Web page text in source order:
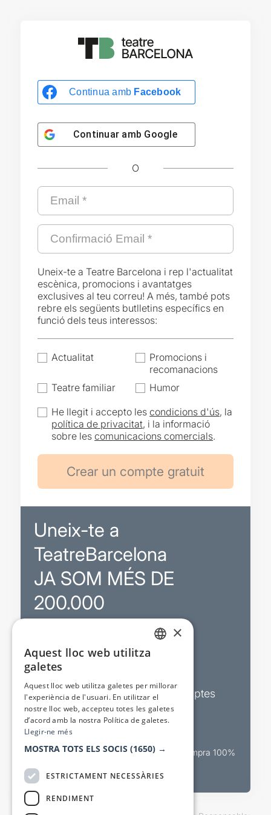
Continua amb Facebook
Continuar amb Google
O
Uneix-te a Teatre Barcelona i rep l'actualitat
escènica, promocions i avantatges
exclusives al teu correu! A més, també pots
rebre els següents butlletins específics en
funció dels teus interessos:
Actualitat
Promocions i
recomanacions
Teatre familiar
Humor
He llegit i accepto lescondicions d'ús, la
política de privacitat, i la informació
sobre lescomunicacions comercials.
Uneix-te a
TeatreBarcelona
JA SOM MÉS DE
200.000
Sortejos exclusius
Butlletins d’actualitat i descomptes
Valora espectacles
Canal oficial de venda teatral Compra 100%
×
Aquest lloc web utilitza
galetes
Aquest lloc web utilitza galetes per millorar
l'experiència de l'usuari. En utilitzar el
nostre lloc web, accepteu totes les galetes
d’acord amb la nostra Política de galetes.
Llegir-ne més
MOSTRA TOTS ELS SOCIS (1650) →
ESTRICTAMENT NECESSÀRIES
RENDIMENT